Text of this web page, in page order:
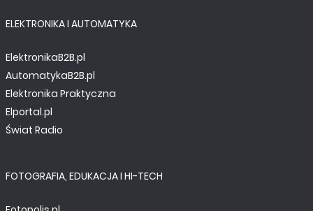
ELEKTRONIKA I AUTOMATYKA
ElektronikaB2B.pl
AutomatykaB2B.pl
Elektronika Praktyczna
Elportal.pl
Świat Radio
FOTOGRAFIA, EDUKACJA I HI-TECH